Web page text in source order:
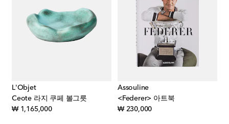
L'Objet
Ceote 라지 쿠페 볼그릇
₩ 1,165,000original price
Assouline
<Federer> 아트북
₩ 230,000original price